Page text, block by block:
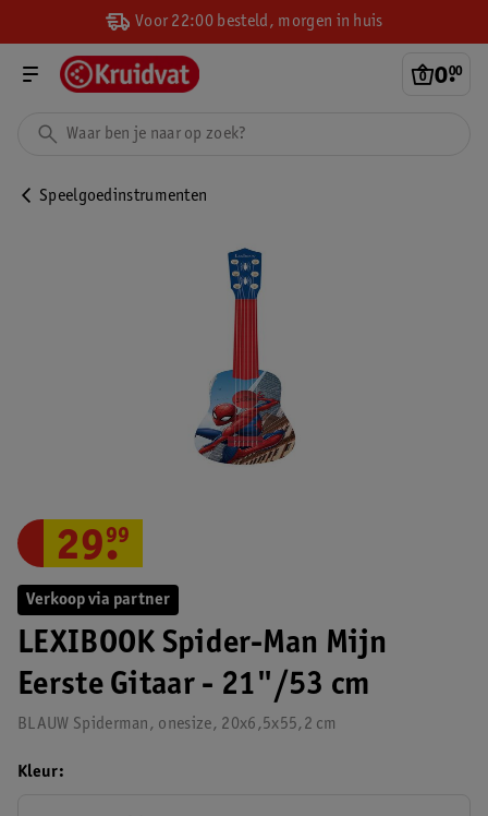
Voor 22:00 besteld, morgen in huis
0.
00
Speelgoedinstrumenten
Verkoop via partner
LEXIBOOK Spider-Man Mijn
Eerste Gitaar - 21"/53 cm
BLAUW Spiderman, onesize, 20x6,5x55,2 cm
29.
99
Kleur